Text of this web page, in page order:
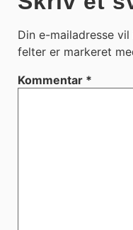
Din e-mailadresse
felter er markeret
Kommentar *